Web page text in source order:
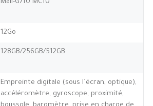
Mali-G710 MC10
12Go
128GB/256GB/512GB
Empreinte digitale (sous l’écran, optique),
accéléromètre, gyroscope, proximité,